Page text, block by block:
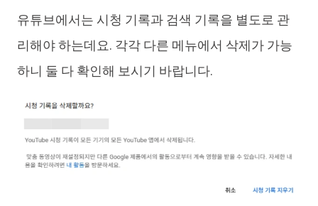
유튜브에서는 시청 기록과 검색 기록을 별도로 관
리해야 하는데요. 각각 다른 메뉴에서 삭제가 가능
하니 둘 다 확인해 보시기 바랍니다.